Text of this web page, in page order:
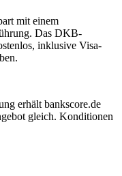
mit einem
Das DKB-
inklusive Visa-
erhält bankscore.de
gleich. Konditionen